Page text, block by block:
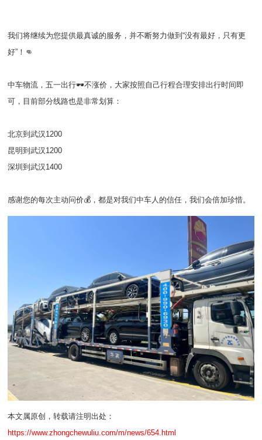
我们将继续为您提供最真诚的服务，并不断努力做到“没有最好，只有更
好”！👊
中车物流，五一出行🕶️不涨价，大家按照自己行程合理安排出行时间即
可，目前部分线路也是非常划算：
北京到武汉1200
昆明到武汉1200
深圳到武汉1400
感谢您的每次主动问价💰，都是对我们中车人的信任，我们会倍加珍惜。
本文属原创，转载请注明出处：
https://www.zhongchewuliu.com/m/news/654.html